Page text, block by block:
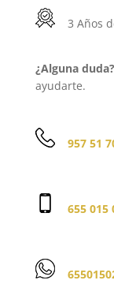
3 Años
¿Alguna duda?
ayudarte.
957 51
655 015